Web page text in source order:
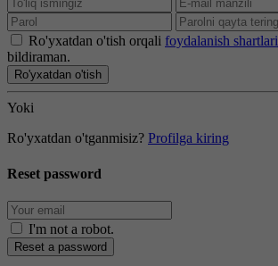
Ro'yxatdan o'tish orqali foydalanish shartlari
bildiraman.
Ro'yxatdan o'tish
Yoki
Ro'yxatdan o'tganmisiz? Profilga kiring
Reset password
I'm not a robot.
Reset a password